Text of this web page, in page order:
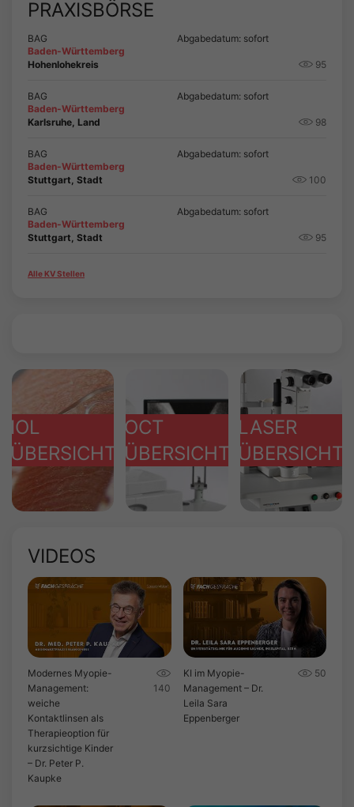
PRAXISBÖRSE
BAG
Abgabedatum: sofort
Baden-Württemberg
Hohenlohekreis
95
BAG
Abgabedatum: sofort
Baden-Württemberg
Karlsruhe, Land
98
BAG
Abgabedatum: sofort
Baden-Württemberg
Stuttgart, Stadt
100
BAG
Abgabedatum: sofort
Baden-Württemberg
Stuttgart, Stadt
95
Alle KV Stellen
IOL
ÜBERSICHT
OCT
ÜBERSICHT
LASER
ÜBERSICHT
VIDEOS
Modernes Myopie-
Management:
weiche
Kontaktlinsen als
Therapieoption für
kurzsichtige Kinder
– Dr. Peter P.
Kaupke
140
KI im Myopie-
Management – Dr.
Leila Sara
Eppenberger
50